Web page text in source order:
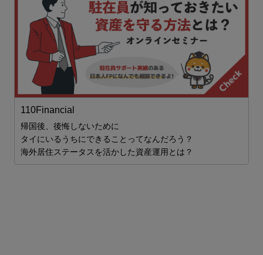
110Financial
帰国後、後悔しないために
タイにいるうちにできることってなんだろう？
海外居住ステータスを活かした資産運用とは？